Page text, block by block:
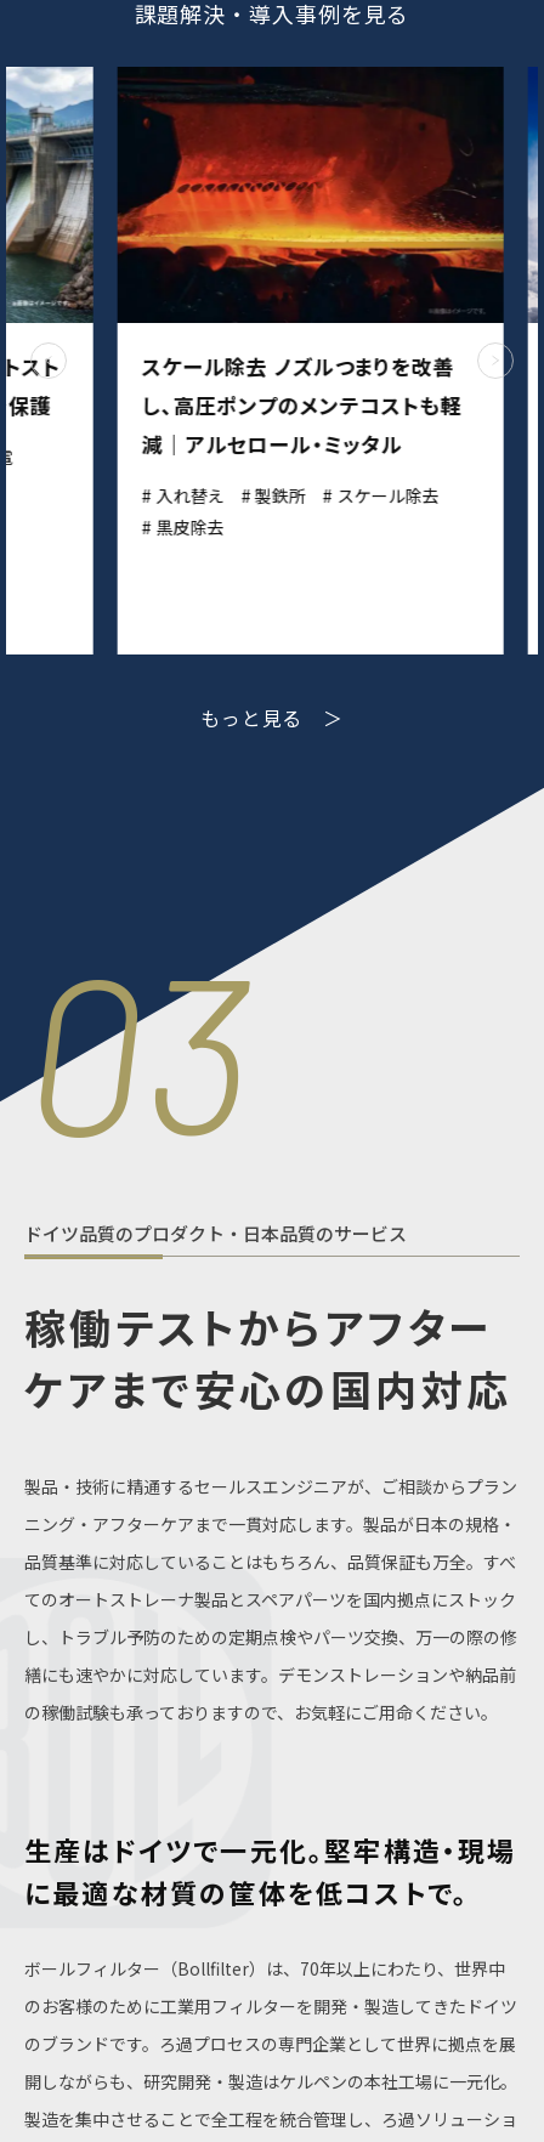
課題解決・導入事例を見る
スケール除去 ノズルつまりを改善
し、高圧ポンプのメンテコストも軽
減｜アルセロール・ミッタル
入れ替え 製鉄所
スケール除去
黒皮除去
もっと見る ＞
03
ドイツ品質のプロダクト・日本品質のサービス
稼働テストからアフター
ケアまで安心の国内対応
製品・技術に精通するセールスエンジニアが、ご相談からプラン
ニング・アフターケアまで一貫対応します。製品が日本の規格・
品質基準に対応していることはもちろん、品質保証も万全。すべ
てのオートストレーナ製品とスペアパーツを国内拠点にストック
し、トラブル予防のための定期点検やパーツ交換、万一の際の修
繕にも速やかに対応しています。デモンストレーションや納品前
の稼働試験も承っておりますので、お気軽にご用命ください。
生産はドイツで一元化。堅牢構造・現場
に最適な材質の筐体を低コストで。
ボールフィルター（Bollfilter）は、70年以上にわたり、世界中
のお客様のために工業用フィルターを開発・製造してきたドイツ
のブランドです。ろ過プロセスの専門企業として世界に拠点を展
開しながらも、研究開発・製造はケルペンの本社工場に一元化。
製造を集中させることで全工程を統合管理し、ろ過ソリューショ